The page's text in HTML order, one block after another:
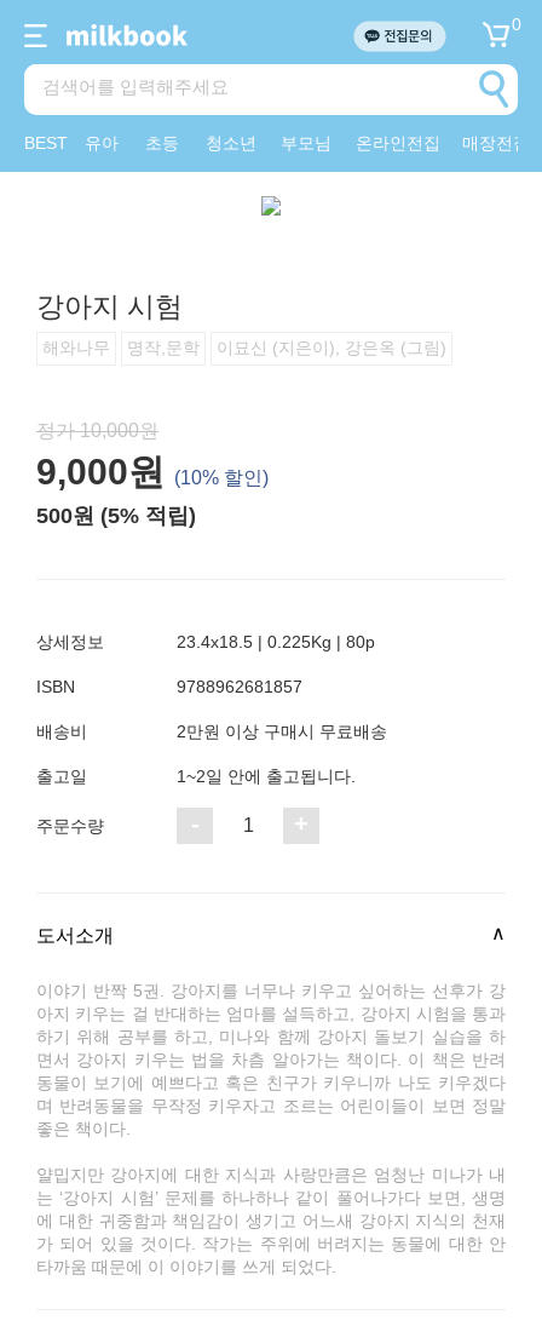
0
BEST 유아 초등 청소년 부모님 온라인전집 매장전집
강아지 시험
해와나무 명작,문학 이묘신 (지은이), 강은옥 (그림)
정가 10,000원
9,000원 (10% 할인)
500원 (5% 적립)
상세정보 23.4x18.5 | 0.225Kg | 80p
ISBN 9788962681857
배송비 2만원 이상 구매시 무료배송
출고일 1~2일 안에 출고됩니다.
주문수량 - 1 +
도서소개
이야기 반짝 5권. 강아지를 너무나 키우고 싶어하는 선후가 강
아지 키우는 걸 반대하는 엄마를 설득하고, 강아지 시험을 통과
하기 위해 공부를 하고, 미나와 함께 강아지 돌보기 실습을 하
면서 강아지 키우는 법을 차츰 알아가는 책이다. 이 책은 반려
동물이 보기에 예쁘다고 혹은 친구가 키우니까 나도 키우겠다
며 반려동물을 무작정 키우자고 조르는 어린이들이 보면 정말
좋은 책이다.
얄밉지만 강아지에 대한 지식과 사랑만큼은 엄청난 미나가 내
는 ‘강아지 시험’ 문제를 하나하나 같이 풀어나가다 보면, 생명
에 대한 귀중함과 책임감이 생기고 어느새 강아지 지식의 천재
가 되어 있을 것이다. 작가는 주위에 버려지는 동물에 대한 안
타까움 때문에 이 이야기를 쓰게 되었다.